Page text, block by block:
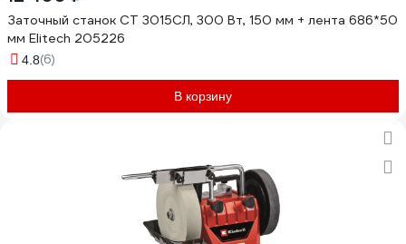
Заточный станок СТ 3015СЛ, 300 Вт, 150 мм + лента 686*50
мм Elitech 205226
4.8(6)
В корзину